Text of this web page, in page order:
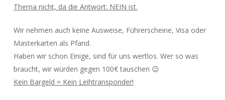
Thema nicht, da die Antwort: NEIN ist.
Wir nehmen auch keine Ausweise, Führerscheine, Visa oder
Masterkarten als Pfand.
Haben wir schon Einige, sind für uns wertlos. Wer so was
braucht, wir würden gegen 100€ tauschen 😉
Kein Bargeld = Kein Leihtransponder!